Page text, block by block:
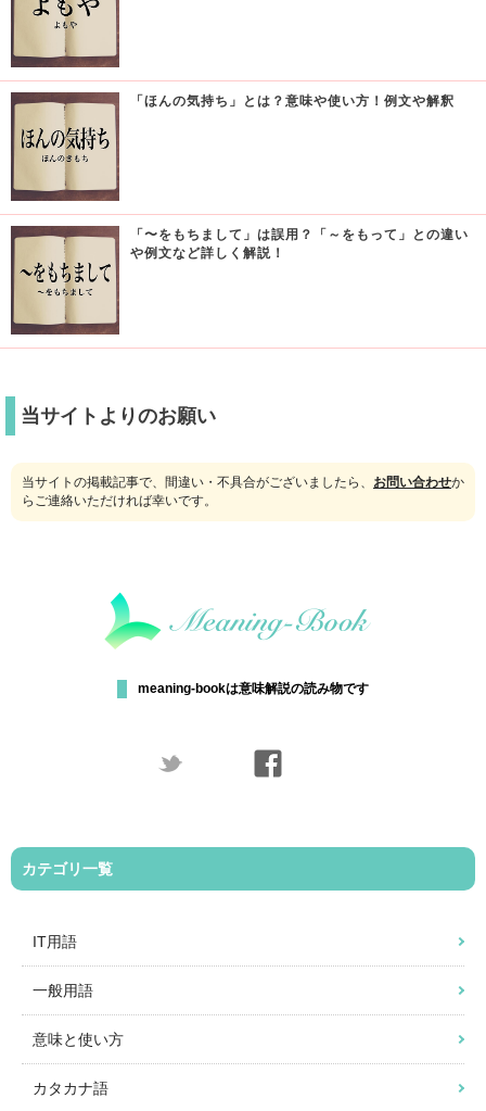
「ほんの気持ち」とは？意味や使い方！例文や解釈
「〜をもちまして」は誤用？「～をもって」との違い
や例文など詳しく解説！
当サイトよりのお願い
当サイトの掲載記事で、間違い・不具合がございましたら、 お問い合わせか
らご連絡いただければ幸いです。
meaning-bookは意味解説の読み物です
カテゴリ一覧
IT用語
一般用語
意味と使い方
カタカナ語